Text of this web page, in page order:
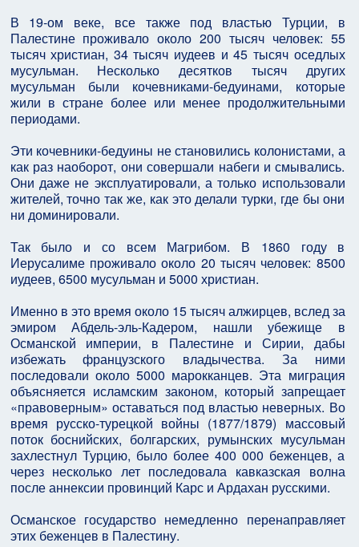
В 19-ом веке, все также под властью Турции, в
Палестине проживало около 200 тысяч человек: 55
тысяч христиан, 34 тысяч иудеев и 45 тысяч оседлых
мусульман. Несколько десятков тысяч других
мусульман были кочевниками-бедуинами, которые
жили в стране более или менее продолжительными
периодами.
Эти кочевники-бедуины не становились колонистами, а
как раз наоборот, они совершали набеги и смывались.
Они даже не эксплуатировали, а только использовали
жителей, точно так же, как это делали турки, где бы они
ни доминировали.
Так было и со всем Магрибом. В 1860 году в
Иерусалиме проживало около 20 тысяч человек: 8500
иудеев, 6500 мусульман и 5000 христиан.
Именно в это время около 15 тысяч алжирцев, вслед за
эмиром Абдель-эль-Кадером, нашли убежище в
Османской империи, в Палестине и Сирии, дабы
избежать французского владычества. За ними
последовали около 5000 марокканцев. Эта миграция
объясняется исламским законом, который запрещает
«правоверным» оставаться под властью неверных. Во
время русско-турецкой войны (1877/1879) массовый
поток боснийских, болгарских, румынских мусульман
захлестнул Турцию, было более 400 000 беженцев, а
через несколько лет последовала кавказская волна
после аннексии провинций Карс и Ардахан русскими.
Османское государство немедленно перенаправляет
этих беженцев в Палестину.